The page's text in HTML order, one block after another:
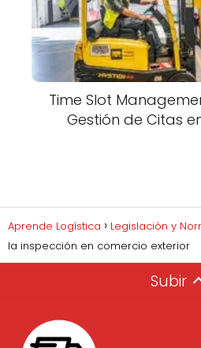
Time Slot
Gestión de Citas
Aprende Logística Legislación y
la inspección en comercio exterior
Subir